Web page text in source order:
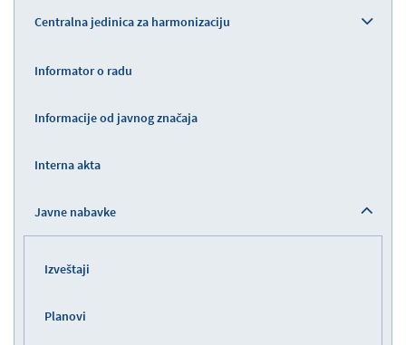
Centralna jedinica za harmonizaciju
Informator o radu
Informacije od javnog značaja
Interna akta
Javne nabavke
Izveštaji
Planovi